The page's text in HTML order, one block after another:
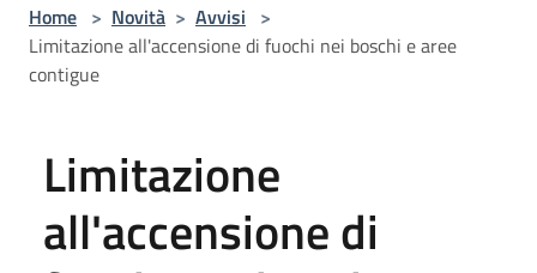
Home > Novità > Avvisi >
Limitazione all'accensione di fuochi nei boschi e aree
contigue
Limitazione
all'accensione di